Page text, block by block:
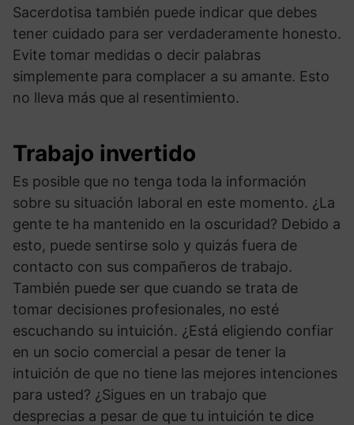
Sacerdotisa también puede indicar que debes
tener cuidado para ser verdaderamente honesto.
Evite tomar medidas o decir palabras
simplemente para complacer a su amante. Esto
no lleva más que al resentimiento.
Trabajo invertido
Es posible que no tenga toda la información
sobre su situación laboral en este momento. ¿La
gente te ha mantenido en la oscuridad? Debido a
esto, puede sentirse solo y quizás fuera de
contacto con sus compañeros de trabajo.
También puede ser que cuando se trata de
tomar decisiones profesionales, no esté
escuchando su intuición. ¿Está eligiendo confiar
en un socio comercial a pesar de tener la
intuición de que no tiene las mejores intenciones
para usted? ¿Sigues en un trabajo que
desprecias a pesar de que tu intuición te dice